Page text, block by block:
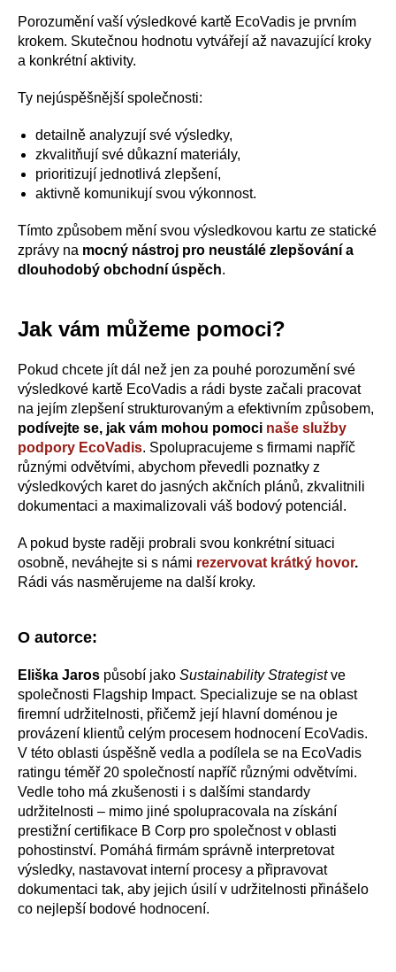
Porozumění vaší výsledkové kartě EcoVadis je prvním
krokem. Skutečnou hodnotu vytvářejí až navazující kroky
a konkrétní aktivity.
Ty nejúspěšnější společnosti:
detailně analyzují své výsledky,
zkvalitňují své důkazní materiály,
prioritizují jednotlivá zlepšení,
aktivně komunikují svou výkonnost.
Tímto způsobem mění svou výsledkovou kartu ze statické
zprávy na mocný nástroj pro neustálé zlepšování a
dlouhodobý obchodní úspěch.
Jak vám můžeme pomoci?
Pokud chcete jít dál než jen za pouhé porozumění své
výsledkové kartě EcoVadis a rádi byste začali pracovat
na jejím zlepšení strukturovaným a efektivním způsobem,
podívejte se, jak vám mohou pomoci naše služby
podpory EcoVadis. Spolupracujeme s firmami napříč
různými odvětvími, abychom převedli poznatky z
výsledkových karet do jasných akčních plánů, zkvalitnili
dokumentaci a maximalizovali váš bodový potenciál.
A pokud byste raději probrali svou konkrétní situaci
osobně, neváhejte si s námi rezervovat krátký hovor.
Rádi vás nasměrujeme na další kroky.
O autorce:
Eliška Jaros působí jako Sustainability Strategistve
společnosti Flagship Impact. Specializuje se na oblast
firemní udržitelnosti, přičemž její hlavní doménou je
provázení klientů celým procesem hodnocení EcoVadis.
V této oblasti úspěšně vedla a podílela se na EcoVadis
ratingu téměř 20 společností napříč různými odvětvími.
Vedle toho má zkušenosti i s dalšími standardy
udržitelnosti – mimo jiné spolupracovala na získání
prestižní certifikace B Corp pro společnost v oblasti
pohostinství. Pomáhá firmám správně interpretovat
výsledky, nastavovat interní procesy a připravovat
dokumentaci tak, aby jejich úsilí v udržitelnosti přinášelo
co nejlepší bodové hodnocení.